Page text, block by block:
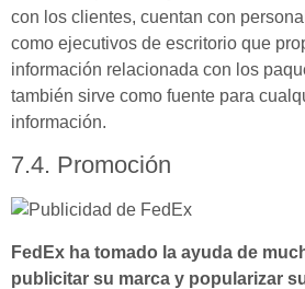
con los clientes, cuentan con
como ejecutivos de escritorio que
información relacionada con los
también sirve como fuente para
información.
7.4. Promoción
FedEx ha tomado la ayuda de
publicitar su marca y popularizar